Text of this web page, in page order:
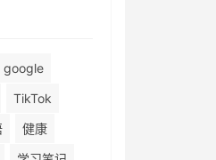
google
TikTok
健康